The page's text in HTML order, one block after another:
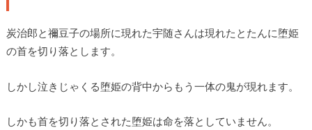
炭治郎と禰豆子の場所に現れた宇随さんは現れたとたんに堕姫
の首を切り落とします。
しかし泣きじゃくる堕姫の背中からもう一体の鬼が現れます。
しかも首を切り落とされた堕姫は命を落としていません。